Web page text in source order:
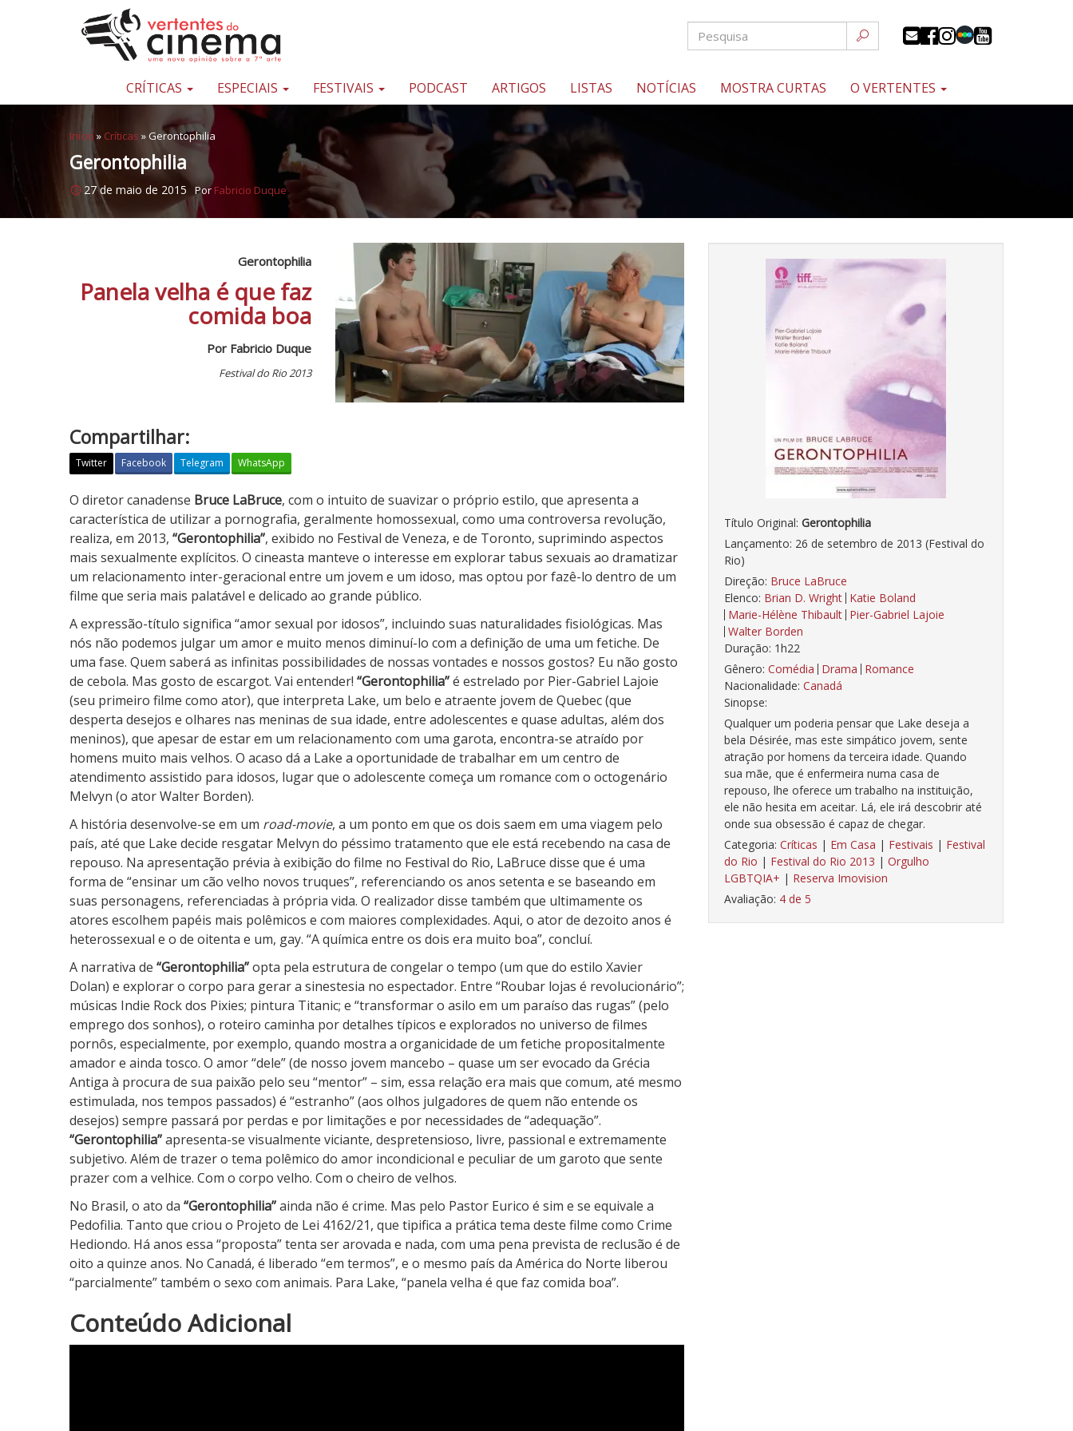
Pular para o conteúdo
Uma
sobre
sétima
arte
CRÍTICAS ESPECIAIS FESTIVAIS PODCAST ARTIGOS LISTAS NOTÍCIAS MOSTRA CURTAS O VERTENTES
Início » Críticas »Gerontophilia
Gerontophilia
27 de maio de 2015 Por Fabricio Duque
Título Original: Gerontophilia
Lançamento: 26 de setembro de 2013 (Festival do
Rio)
Direção: Bruce LaBruce
Elenco: Brian D. Wright Katie Boland
Marie-Hélène Thibault Pier-Gabriel Lajoie
Walter Borden
Duração: 1h22
Gênero: Comédia Drama Romance
Nacionalidade: Canadá
Sinopse:
Qualquer um poderia pensar que Lake deseja a
bela Désirée, mas este simpático jovem, sente
atração por homens da terceira idade. Quando
sua mãe, que é enfermeira numa casa de
repouso, lhe oferece um trabalho na instituição,
ele não hesita em aceitar. Lá, ele irá descobrir até
onde sua obsessão é capaz de chegar.
Categoria: Críticas | Em Casa | Festivais | Festival
do Rio | Festival do Rio 2013 | Orgulho
LGBTQIA+ | Reserva Imovision
Avaliação: 4 de 5
Gerontophilia
Panela velha é que faz
comida boa
Por Fabricio Duque
Festival do Rio 2013
Compartilhar:
Twitter Facebook Telegram WhatsApp
G
e
r
o
n
t
o
p
h
i
l
i
a
O diretor canadense Bruce LaBruce, com o intuito de suavizar o próprio estilo, que apresenta a
característica de utilizar a pornografia, geralmente homossexual, como uma controversa revolução,
realiza, em 2013, “Gerontophilia”, exibido no Festival de Veneza, e de Toronto, suprimindo aspectos
mais sexualmente explícitos. O cineasta manteve o interesse em explorar tabus sexuais ao dramatizar
um relacionamento inter-geracional entre um jovem e um idoso, mas optou por fazê-lo dentro de um
filme que seria mais palatável e delicado ao grande público.
A expressão-título significa “amor sexual por idosos”, incluindo suas naturalidades fisiológicas. Mas
nós não podemos julgar um amor e muito menos diminuí-lo com a definição de uma um fetiche. De
uma fase. Quem saberá as infinitas possibilidades de nossas vontades e nossos gostos? Eu não gosto
de cebola. Mas gosto de escargot. Vai entender! “Gerontophilia”é estrelado por Pier-Gabriel Lajoie
(seu primeiro filme como ator), que interpreta Lake, um belo e atraente jovem de Quebec (que
desperta desejos e olhares nas meninas de sua idade, entre adolescentes e quase adultas, além dos
meninos), que apesar de estar em um relacionamento com uma garota, encontra-se atraído por
homens muito mais velhos. O acaso dá a Lake a oportunidade de trabalhar em um centro de
atendimento assistido para idosos, lugar que o adolescente começa um romance com o octogenário
Melvyn (o ator Walter Borden).
A história desenvolve-se em um road-movie, a um ponto em que os dois saem em uma viagem pelo
país, até que Lake decide resgatar Melvyn do péssimo tratamento que ele está recebendo na casa de
repouso. Na apresentação prévia à exibição do filme no Festival do Rio, LaBruce disse que é uma
forma de “ensinar um cão velho novos truques”, referenciando os anos setenta e se baseando em
suas personagens, referenciadas à própria vida. O realizador disse também que ultimamente os
atores escolhem papéis mais polêmicos e com maiores complexidades. Aqui, o ator de dezoito anos é
heterossexual e o de oitenta e um, gay. “A química entre os dois era muito boa”, concluí.
A narrativa de “Gerontophilia”opta pela estrutura de congelar o tempo (um que do estilo Xavier
Dolan) e explorar o corpo para gerar a sinestesia no espectador. Entre “Roubar lojas é revolucionário”;
músicas Indie Rock dos Pixies; pintura Titanic; e “transformar o asilo em um paraíso das rugas” (pelo
emprego dos sonhos), o roteiro caminha por detalhes típicos e explorados no universo de filmes
pornôs, especialmente, por exemplo, quando mostra a organicidade de um fetiche propositalmente
amador e ainda tosco. O amor “dele” (de nosso jovem mancebo – quase um ser evocado da Grécia
Antiga à procura de sua paixão pelo seu “mentor” – sim, essa relação era mais que comum, até mesmo
estimulada, nos tempos passados) é “estranho” (aos olhos julgadores de quem não entende os
desejos) sempre passará por perdas e por limitações e por necessidades de “adequação”.
“Gerontophilia”apresenta-se visualmente viciante, despretensioso, livre, passional e extremamente
subjetivo. Além de trazer o tema polêmico do amor incondicional e peculiar de um garoto que sente
prazer com a velhice. Com o corpo velho. Com o cheiro de velhos.
No Brasil, o ato da “Gerontophilia”ainda não é crime. Mas pelo Pastor Eurico é sim e se equivale a
Pedofilia. Tanto que criou o Projeto de Lei 4162/21, que tipifica a prática tema deste filme como Crime
Hediondo. Há anos essa “proposta” tenta ser arovada e nada, com uma pena prevista de reclusão é de
oito a quinze anos. No Canadá, é liberado “em termos”, e o mesmo país da América do Norte liberou
“parcialmente” também o sexo com animais. Para Lake, “panela velha é que faz comida boa”.
N
o
Conteúdo Adicional